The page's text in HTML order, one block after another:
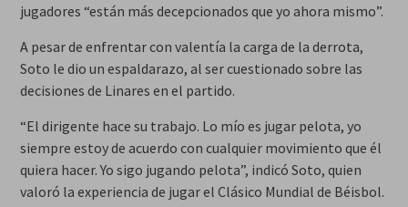
jugadores “están más decepcionados que yo ahora mismo”.
A pesar de enfrentar con valentía la carga de la derrota,
Soto le dio un espaldarazo, al ser cuestionado sobre las
decisiones de Linares en el partido.
“El dirigente hace su trabajo. Lo mío es jugar pelota, yo
siempre estoy de acuerdo con cualquier movimiento que él
quiera hacer. Yo sigo jugando pelota”, indicó Soto, quien
valoró la experiencia de jugar el Clásico Mundial de Béisbol.